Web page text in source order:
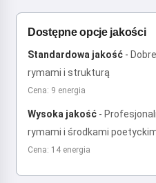
Dostępne opcje jakości
Standardowa jakość -
rymami i strukturą
Cena: 9 energia
Wysoka jakość -
rymami i środkami
Cena: 14 energia